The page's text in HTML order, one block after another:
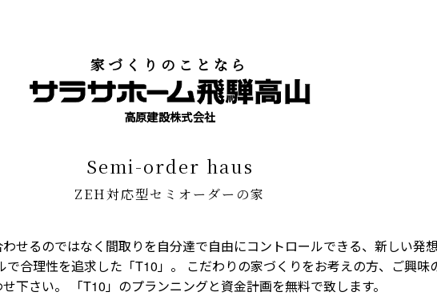
家づくりのことなら
高原建設株式会社
semi-order haus
ZEH対応型セミオーダーの家
せるのではなく間取りを自分達で自由にコントロールできる、新しい発
で合理性を追求した「T10」。 こだわりの家づくりをお考えの方、ご興味
下さい。 「T10」のプランニングと資金計画を無料で致します。